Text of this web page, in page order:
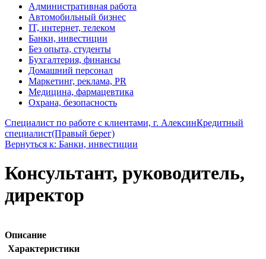
Административная работа
Автомобильный бизнес
IT, интернет, телеком
Банки, инвестиции
Без опыта, студенты
Бухгалтерия, финансы
Домашний персонал
Маркетинг, реклама, PR
Медицина, фармацевтика
Охрана, безопасность
Специалист по работе с клиентами, г. АлексинКредитный
специалист(Правый берег)
Вернуться к: Банки, инвестиции
Консультант, руководитель,
директор
Описание
Характеристики